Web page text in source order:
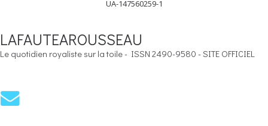
UA-147560259-1
LAFAUTEAROUSSEAU
Le quotidien royaliste sur la toile - ISSN 2490-9580 - SITE OFFICIEL